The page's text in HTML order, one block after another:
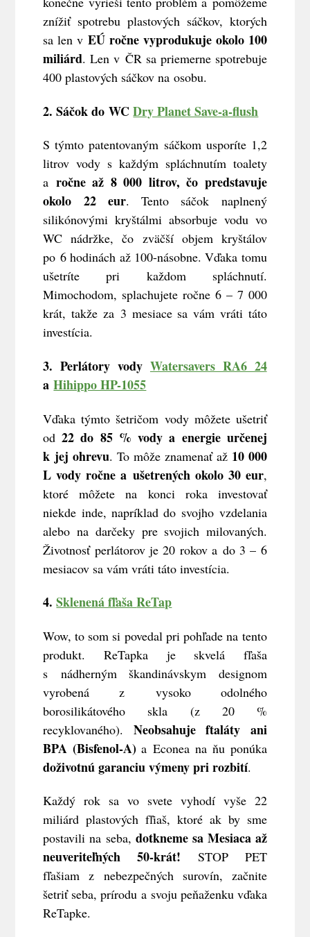
znížiť spotrebu plastových sáčkov, ktorých
sa len vEÚ ročne vyprodukuje okolo 100
miliárd. Len v ČR sa priemerne spotrebuje
400 plastových sáčkov na osobu.
2. Sáčok do WCDry Planet Save-a-flush
S týmto patentovaným sáčkom usporíte 1,2
litrov vody s každým spláchnutím toalety
a ročne až 8 000 litrov, čo predstavuje
okolo 22 eur. Tento sáčok naplnený
silikónovými kryštálmi absorbuje vodu vo
WC nádržke, čo zväčší objem kryštálov
po 6 hodinách až 100-násobne. Vďaka tomu
ušetríte pri každom spláchnutí.
Mimochodom, splachujete ročne 6 – 7 000
krát, takže za 3 mesiace sa vám vráti táto
investícia.
3. Perlátory vody Watersavers RA6 24
aHihippo HP-1055
Vďaka týmto šetričom vody môžete ušetriť
od22 do 85 % vody a energie určenej
k jej ohrevu. To môže znamenať až 10 000
L vody ročne a ušetrených okolo 30 eur,
ktoré môžete na konci roka investovať
niekde inde, napríklad do svojho vzdelania
alebo na darčeky pre svojich milovaných.
Životnosť perlátorov je 20 rokov a do 3 – 6
mesiacov sa vám vráti táto investícia.
4.Sklenená fľašaReTap
Wow, to som si povedal pri pohľade na tento
produkt. ReTapka je skvelá fľaša
s nádherným škandinávskym designom
vyrobená z vysoko odolného
borosilikátového skla (z 20 %
recyklovaného). Neobsahuje ftaláty ani
BPA (Bisfenol-A)a Econea na ňu ponúka
doživotnú garanciu výmeny pri rozbití.
Každý rok sa vo svete vyhodí vyše 22
miliárd plastových fľiaš, ktoré ak by sme
postavili na seba, dotkneme sa Mesiaca až
neuveriteľných 50-krát! STOP PET
fľašiam z nebezpečných surovín, začnite
šetriť seba, prírodu a svoju peňaženku vďaka
ReTapke.